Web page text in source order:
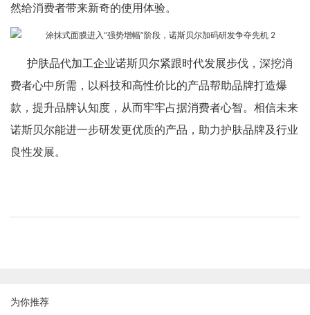
然给消费者带来新奇的使用体验。
护肤品代加工企业诺斯贝尔紧跟时代发展步伐，深挖消
费者心中所需，以科技和高性价比的产品帮助品牌打造爆
款，提升品牌认知度，从而牢牢占据消费者心智。相信未来
诺斯贝尔能进一步研发更优质的产品，助力护肤品牌及行业
良性发展。
为你推荐